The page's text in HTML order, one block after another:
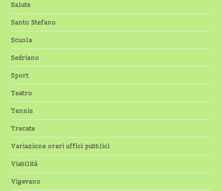
Salute
Santo Stefano
Scuola
Sedriano
Sport
Teatro
Tennis
Trecate
Variazione orari uffici pubblici
Viabilità
Vigevano